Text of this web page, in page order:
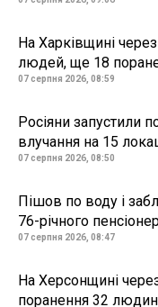
На Харківщині
людей, ще 18
07 серпня 2026, 08:59
Росіяни запустили
влучання на 15
07 серпня 2026, 08:50
Пішов по воду і
76-річного
07 серпня 2026, 08:47
На Херсонщині
поранення 32